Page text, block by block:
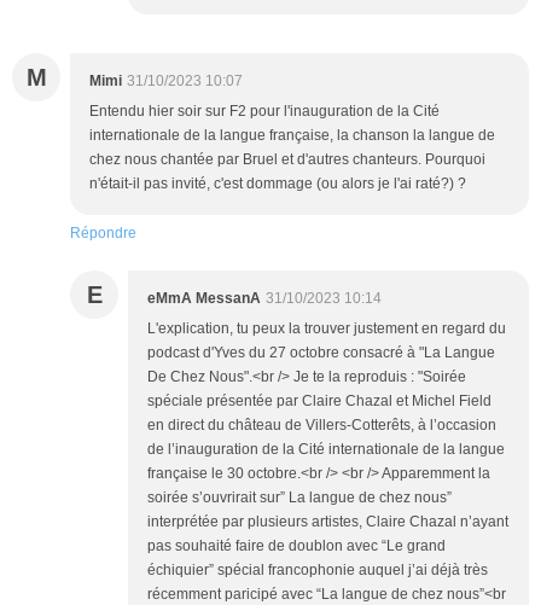
M Mimi 31/10/2023 10:07
Entendu hier soir sur F2 pour l'inauguration de la Cité
internationale de la langue française, la chanson la langue de
chez nous chantée par Bruel et d'autres chanteurs. Pourquoi
n'était-il pas invité, c'est dommage (ou alors je l'ai raté?) ?
Répondre
E eMmA MessanA 31/10/2023 10:14
L'explication, tu peux la trouver justement en regard du
podcast d'Yves du 27 octobre consacré à "La Langue
De Chez Nous".<br /> Je te la reproduis : "Soirée
spéciale présentée par Claire Chazal et Michel Field
en direct du château de Villers-Cotterêts, à l’occasion
de l’inauguration de la Cité internationale de la langue
française le 30 octobre.<br /> <br /> Apparemment la
soirée s’ouvrirait sur” La langue de chez nous”
interprétée par plusieurs artistes, Claire Chazal n’ayant
pas souhaité faire de doublon avec “Le grand
échiquier” spécial francophonie auquel j’ai déjà très
récemment paricipé avec “La langue de chez nous”<br